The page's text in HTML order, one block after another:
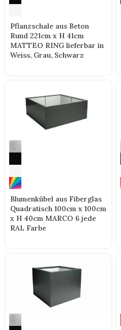
Pflanzschale aus Beton
Rund 221cm x H 41cm
MATTEO RING lieferbar in
Weiss, Grau, Schwarz
Blumenkübel aus Fiberglas
Quadratisch 100cm x 100cm
x H 40cm MARCO 6 jede
RAL Farbe